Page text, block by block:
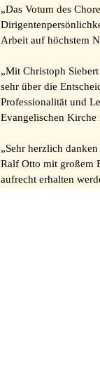
„Das Votum des
Arbeit auf höchstem
„Mit Christoph
sehr über die
Professionalität und
Evangelischen Kirche
„Sehr herzlich
Ralf Otto mit großem
aufrecht erhalten